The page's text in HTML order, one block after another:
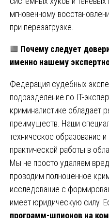
мгновенному
при перезагрузке.
🟩 Почему следует
именно нашему
Федерация судебных
подразделение по IT-
криминалистике обладает
преимуществ. Наши
техническое образование
практической работы в
Мы не просто удаляем
проводим полноценное
исследование с
имеет юридическую силу.
программ-шпионов на